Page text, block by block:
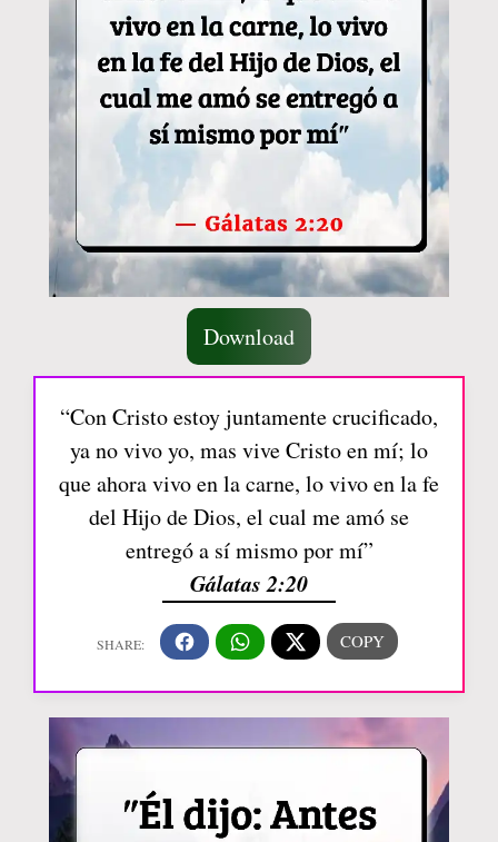
Download
“Con Cristo estoy juntamente crucificado,
ya no vivo yo, mas vive Cristo en mí; lo
que ahora vivo en la carne, lo vivo en la fe
del Hijo de Dios, el cual me amó se
entregó a sí mismo por mí”
Gálatas 2:20